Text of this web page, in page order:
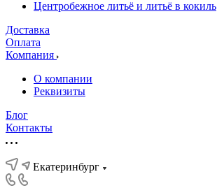
Центробежное литьё и литьё в кокиль
Доставка
Оплата
Компания
О компании
Реквизиты
Блог
Контакты
Екатеринбург